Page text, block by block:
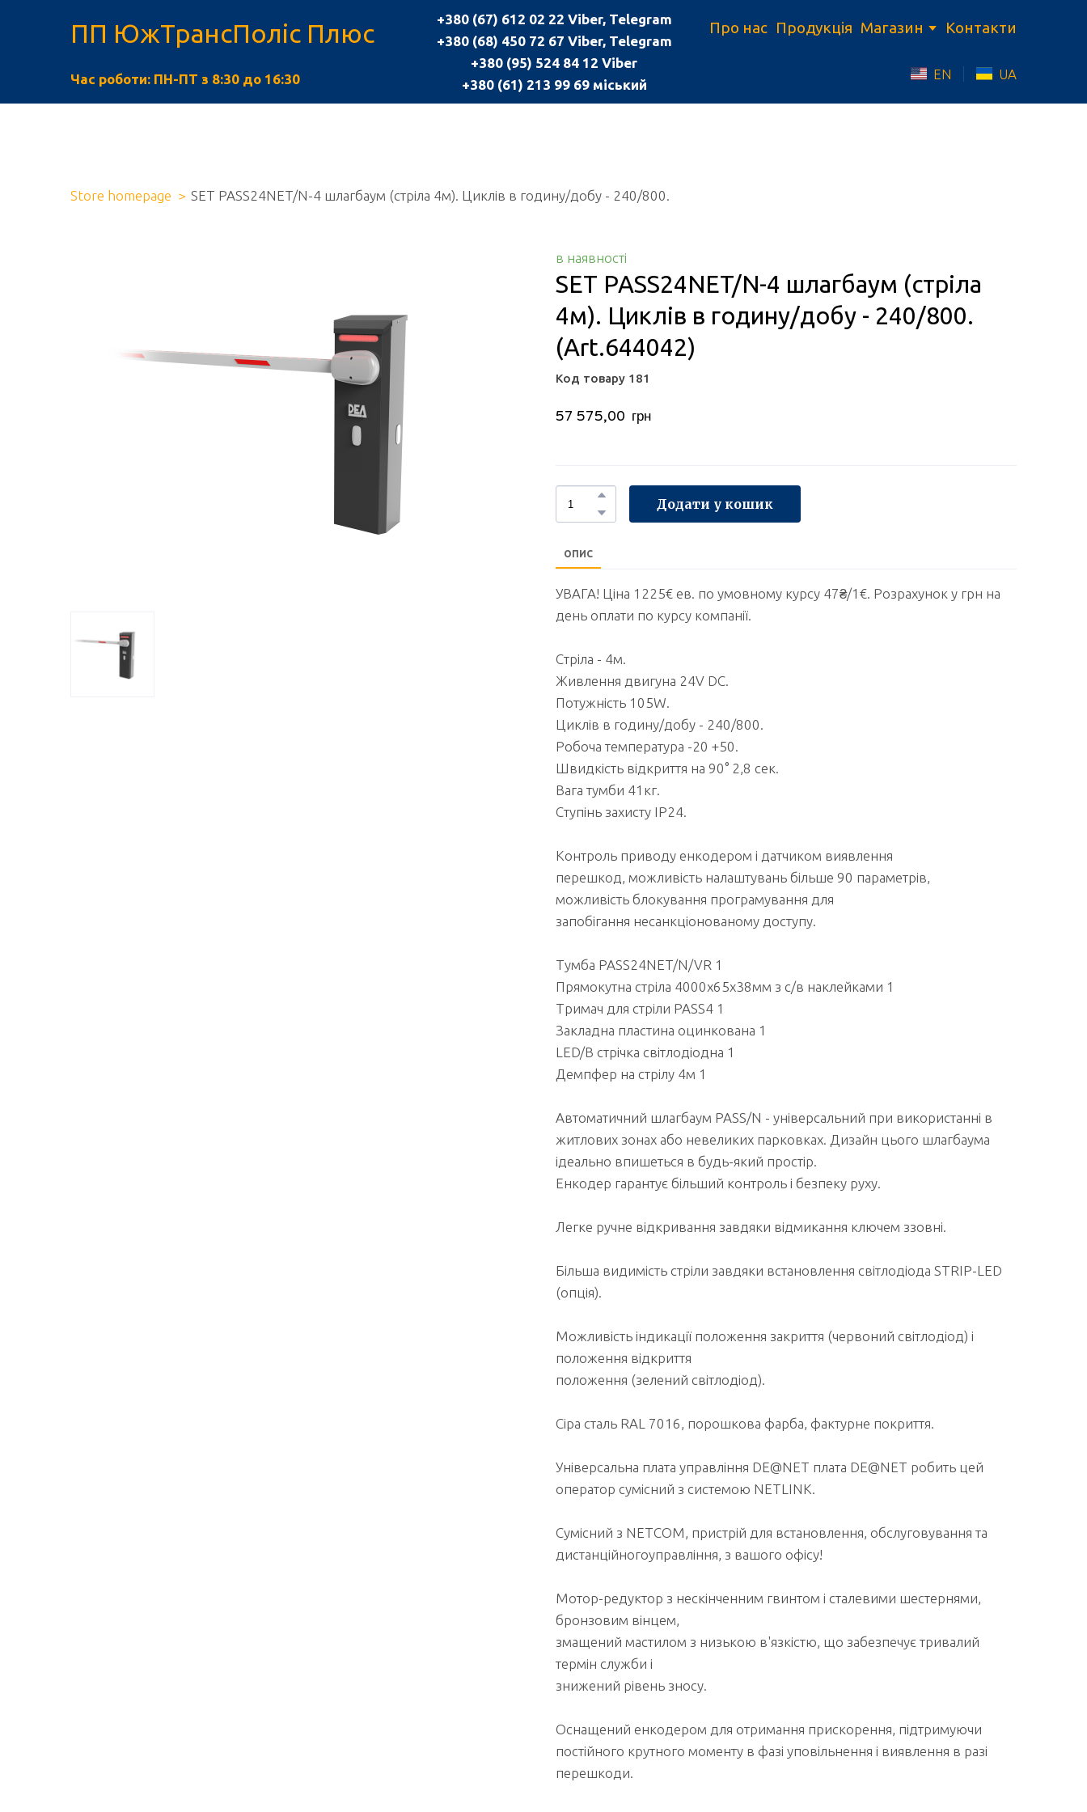
ПП ЮжТрансПоліс Плюс
Час роботи: ПН-ПТ з 8:30 до 16:30
+380 (67) 612 02 22 Viber, Telegram
+380 (68) 450 72 67 Viber, Telegram
+380 (95) 524 84 12 Viber
+380 (61) 213 99 69 міський
Про нас Продукція Магазин Контакти
EN UA
Store homepage SET PASS24NET/N-4 шлагбаум (стріла 4м). Циклів в годину/добу - 240/800.
в наявності
SET PASS24NET/N-4 шлагбаум (стріла
4м). Циклів в годину/добу - 240/800.
(Art.644042)
Код товару 181
57 575,00  грн
Додати у кошик
ОПИС
УВАГА! Ціна 1225€ ев. по умовному курсу 47₴/1€. Розрахунок у грн на
день оплати по курсу компанії.
Стріла - 4м.
Живлення двигуна 24V DС.
Потужність 105W.
Циклів в годину/добу - 240/800.
Робоча температура -20 +50.
Швидкість відкриття на 90° 2,8 сек.
Вага тумби 41кг.
Ступінь захисту IP24.
Контроль приводу енкодером і датчиком виявлення
перешкод, можливість налаштувань більше 90 параметрів,
можливість блокування програмування для
запобігання несанкціонованому доступу.
Тумба PASS24NET/N/VR 1
Прямокутна стріла 4000x65x38мм з с/в наклейками 1
Тримач для стріли PASS4 1
Закладна пластина оцинкована 1
LED/B стрічка світлодіодна 1
Демпфер на стрілу 4м 1
Автоматичний шлагбаум PASS/N - універсальний при використанні в
житлових зонах або невеликих парковках. Дизайн цього шлагбаума
ідеально впишеться в будь-який простір.
Енкодер гарантує більший контроль і безпеку руху.
Легке ручне відкривання завдяки відмикання ключем ззовні.
Більша видимість стріли завдяки встановлення світлодіода STRIP-LED
(опція).
Можливість індикації положення закриття (червоний світлодіод) і
положення відкриття
положення (зелений світлодіод).
Сіра сталь RAL 7016, порошкова фарба, фактурне покриття.
Універсальна плата управління DE@NET плата DE@NET робить цей
оператор сумісний з системою NETLINK.
Сумісний з NETCOM, пристрій для встановлення, обслуговування та
дистанційногоуправління, з вашого офісу!
Мотор-редуктор з нескінченним гвинтом і сталевими шестернями,
бронзовим вінцем,
змащений мастилом з низькою в'язкістю, що забезпечує тривалий
термін служби і
знижений рівень зносу.
Оснащений енкодером для отримання прискорення, підтримуючи
постійного крутного моменту в фазі уповільнення і виявлення в разі
перешкоди.